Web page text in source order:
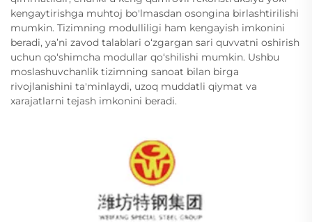
kengaytirishga muhtoj bo'lmasdan osongina birlashtirilishi
mumkin. Tizimning modulliligi ham kengayish imkonini
beradi, ya’ni zavod talablari o‘zgargan sari quvvatni oshirish
uchun qo‘shimcha modullar qo‘shilishi mumkin. Ushbu
moslashuvchanlik tizimning sanoat bilan birga
rivojlanishini ta'minlaydi, uzoq muddatli qiymat va
xarajatlarni tejash imkonini beradi.